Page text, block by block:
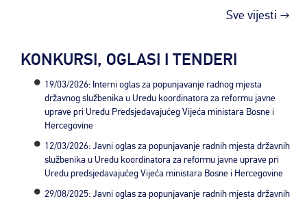
Sve vijesti →
KONKURSI, OGLASI I TENDERI
19/03/2026: Interni oglas za popunjavanje radnog mjesta
državnog službenika u Uredu koordinatora za reformu javne
uprave pri Uredu Predsjedavajućeg Vijeća ministara Bosne i
Hercegovine
12/03/2026: Javni oglas za popunjavanje radnih mjesta državnih
službenika u Uredu koordinatora za reformu javne uprave pri
Uredu predsjedavajućeg Vijeća ministara Bosne i Hercegovine
29/08/2025: Javni oglas za popunjavanje radnih mjesta državnih